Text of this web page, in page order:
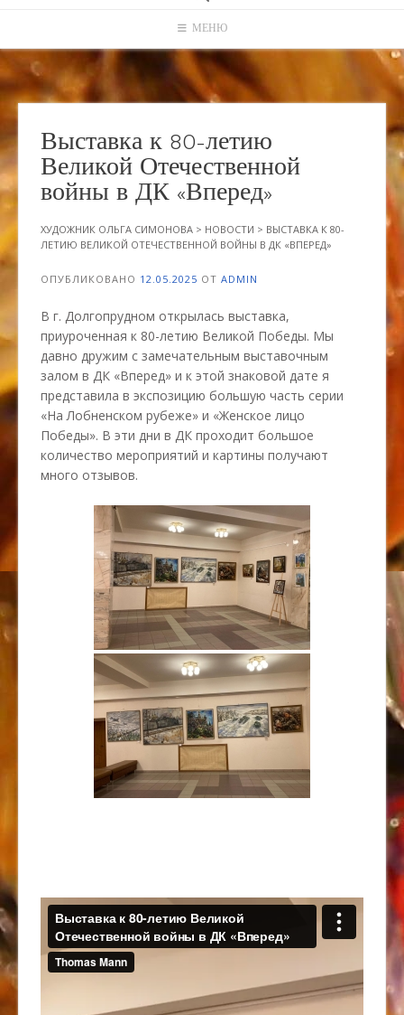
МЕНЮ
Выставка к 80-летию
Великой Отечественной
войны в ДК «Вперед»
ХУДОЖНИК ОЛЬГА СИМОНОВА > НОВОСТИ > ВЫСТАВКА К 80-
ЛЕТИЮ ВЕЛИКОЙ ОТЕЧЕСТВЕННОЙ ВОЙНЫ В ДК «ВПЕРЕД»
ОПУБЛИКОВАНО 12.05.2025 ОТ ADMIN
В г. Долгопрудном открылась выставка,
приуроченная к 80-летию Великой Победы. Мы
давно дружим с замечательным выставочным
залом в ДК «Вперед» и к этой знаковой дате я
представила в экспозицию большую часть серии
«На Лобненском рубеже» и «Женское лицо
Победы». В эти дни в ДК проходит большое
количество мероприятий и картины получают
много отзывов.